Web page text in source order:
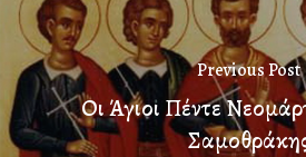
Previous Post
Οι Άγιοι Πέντε